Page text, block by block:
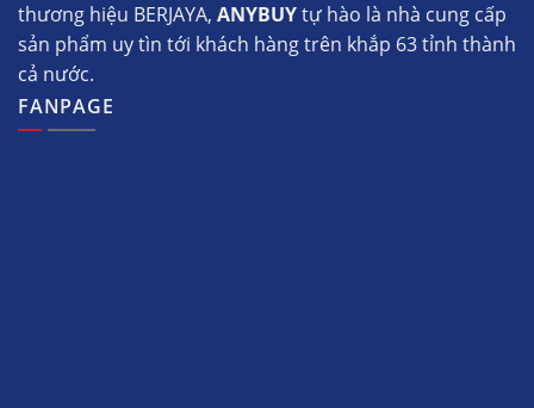
thương hiệu BERJAYA, ANYBUYtự hào là nhà cung cấp
sản phẩm uy tìn tới khách hàng trên khắp 63 tỉnh thành
cả nước.
FANPAGE